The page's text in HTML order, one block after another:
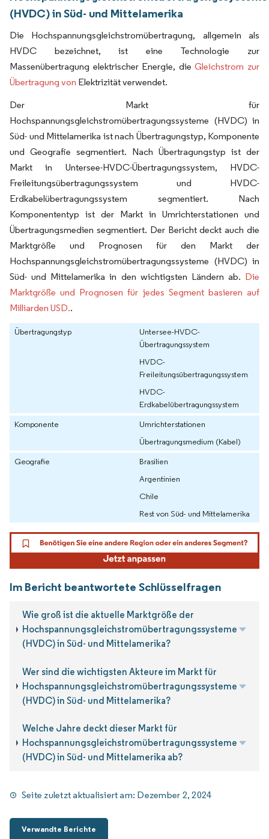
(HVDC) in Süd- und Mittelamerika
Die Hochspannungsgleichstromübertragung, allgemein als
HVDC bezeichnet, ist eine Technologie zur
Massenübertragung elektrischer Energie, dieGleichstrom zur
Übertragung von Elektrizitätverwendet.
Der Markt für
Hochspannungsgleichstromübertragungssysteme (HVDC) in
Süd- und Mittelamerika ist nach Übertragungstyp, Komponente
und Geografie segmentiert. Nach Übertragungstyp ist der
Markt in Untersee-HVDC-Übertragungssystem, HVDC-
Freileitungsübertragungssystem und HVDC-
Erdkabelübertragungssystem segmentiert. Nach
Komponententyp ist der Markt in Umrichterstationen und
Übertragungsmedien segmentiert. Der Bericht deckt auch die
Marktgröße und Prognosen für den Markt der
Hochspannungsgleichstromübertragungssysteme (HVDC) in
Süd- und Mittelamerika in den wichtigsten Ländern ab. Die
Marktgröße und Prognosen für jedes Segment basieren auf
Milliarden USD..
Übertragungstyp
Untersee-HVDC-
Übertragungssystem
HVDC-
Freileitungsübertragungssystem
HVDC-
Erdkabelübertragungssystem
Komponente
Umrichterstationen
Übertragungsmedium (Kabel)
Geografie
Brasilien
Argentinien
Chile
Rest von Süd- und Mittelamerika
Im Bericht beantwortete Schlüsselfragen
Wie groß ist die aktuelle Marktgröße der
Hochspannungsgleichstromübertragungssysteme
(HVDC) in Süd- und Mittelamerika?
Wer sind die wichtigsten Akteure im Markt für
Hochspannungsgleichstromübertragungssysteme
(HVDC) in Süd- und Mittelamerika?
Welche Jahre deckt dieser Markt für
Hochspannungsgleichstromübertragungssysteme
(HVDC) in Süd- und Mittelamerika ab?
Seite zuletzt aktualisiert am: Dezember 2, 2024
Verwandte Berichte